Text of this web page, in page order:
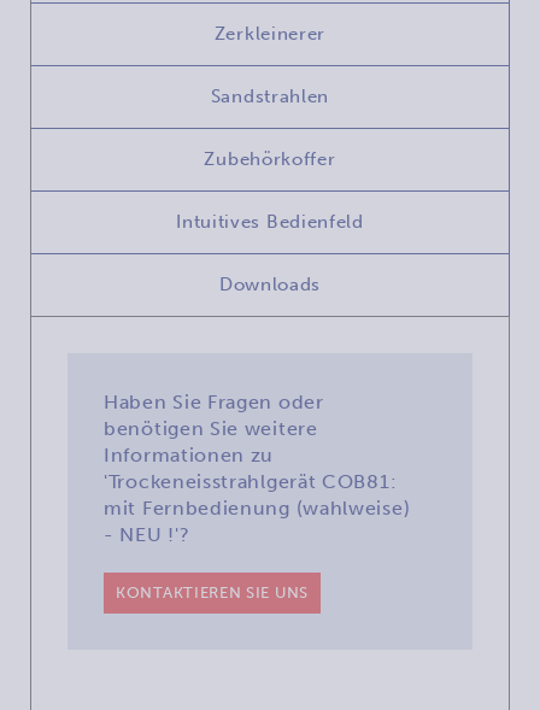
Zerkleinerer
Sandstrahlen
Zubehörkoffer
Intuitives Bedienfeld
Downloads
Haben Sie Fragen oder
benötigen Sie weitere
Informationen zu
'Trockeneisstrahlgerät COB81:
mit Fernbedienung (wahlweise)
- NEU !'?
KONTAKTIEREN SIE UNS